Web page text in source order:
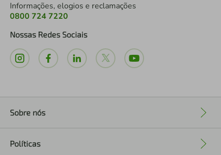
Informações, elogios e reclamações
0800 724 7220
Nossas Redes Sociais
Sobre nós
Políticas